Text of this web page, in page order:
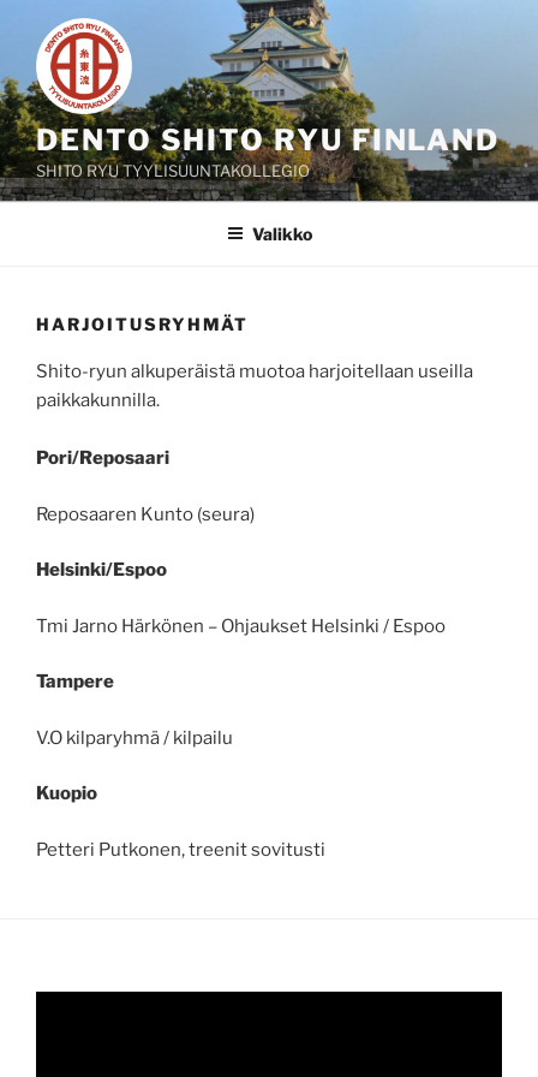
sisältöön
DENTO SHITO RYU FINLAND
SHITO RYU TYYLISUUNTAKOLLEGIO
Valikko
HARJOITUSRYHMÄT
Shito-ryun alkuperäistä muotoa harjoitellaan useilla
paikkakunnilla.
Pori/Reposaari
Reposaaren Kunto (seura)
Helsinki/Espoo
Tmi Jarno Härkönen – Ohjaukset Helsinki / Espoo
Tampere
V.O kilparyhmä / kilpailu
Kuopio
Petteri Putkonen, treenit sovitusti